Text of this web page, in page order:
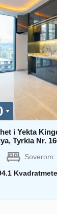
i Yekta
Tyrkia Nr.